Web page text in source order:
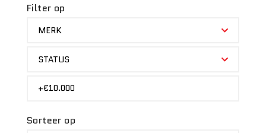
Filter op
MERK
STATUS
+€10.000
Sorteer op